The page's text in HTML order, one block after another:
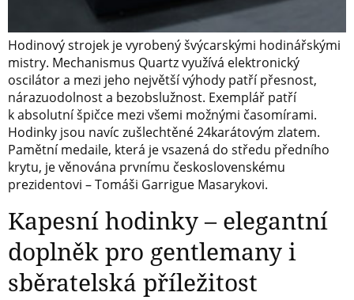
Hodinový strojek je vyrobený švýcarskými hodinářskými
mistry. Mechanismus Quartz využívá elektronický
oscilátor a mezi jeho největší výhody patří přesnost,
nárazuodolnost a bezobslužnost. Exemplář patří
k absolutní špičce mezi všemi možnými časomírami.
Hodinky jsou navíc zušlechtěné 24karátovým zlatem.
Pamětní medaile, která je vsazená do středu předního
krytu, je věnována prvnímu československému
prezidentovi – Tomáši Garrigue Masarykovi.
Kapesní hodinky – elegantní
doplněk pro gentlemany i
sběratelská příležitost